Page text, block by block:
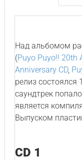
Над альбомом
(Puyo Puyo!! 20th
Anniversary CD,
релиз состоялся
саундтрек
является
Выпуском
CD 1